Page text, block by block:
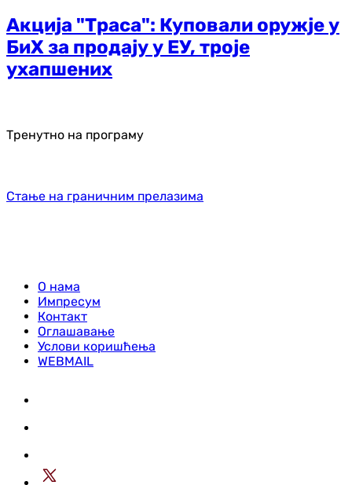
Акција "Траса": Куповали оружје у
БиХ за продају у ЕУ, троје
ухапшених
Тренутно на програму
Стање на граничним прелазима
О нама
Импресум
Контакт
Оглашавање
Услови коришћења
WEBMAIL